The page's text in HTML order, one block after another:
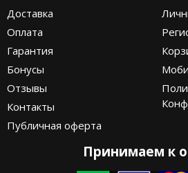
Доставка
Оплата
Гарантия
Бонусы
Отзывы
Контакты
Публичная оферта
Принимаем к